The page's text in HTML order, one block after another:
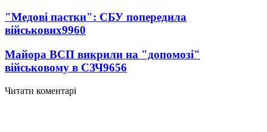
"Медові пастки": СБУ попередила
військових9960
Майора ВСП викрили на "допомозі"
військовому в СЗЧ9656
Читати коментарі